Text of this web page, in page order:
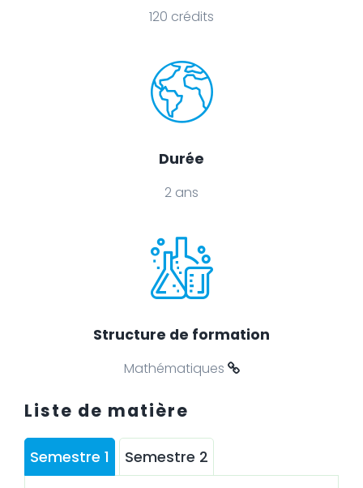
120 crédits
Durée
2 ans
Structure de formation
Mathématiques
Liste de matière
Semestre 1 Semestre 2